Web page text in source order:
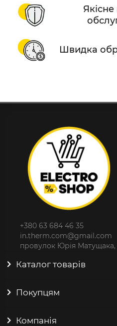
Якісне
Швидка
+380 63 684 46 35
in.therm.com@gmail.com
провулок Юрія Матущака,
Каталог товарів
Покупцям
Компанія